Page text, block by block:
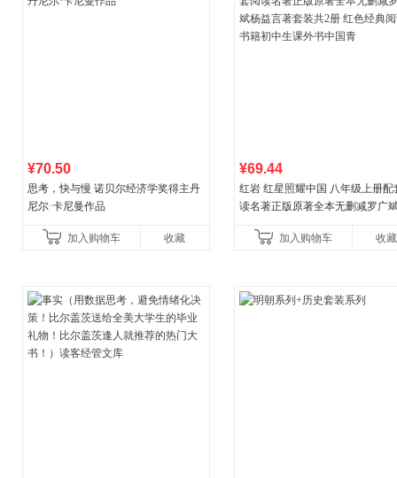
¥70.50
思考，快与慢 诺贝尔经济学奖得主丹
尼尔·卡尼曼作品
加入购物车 收藏
¥69.44
红岩 红星照耀中国 八年级上册配
读名著正版原著全本无删减罗广
初中生课外书中国青
加入购物车 收藏